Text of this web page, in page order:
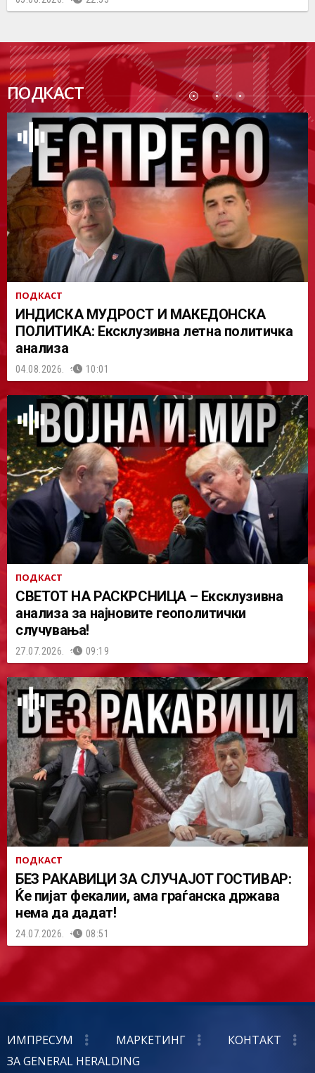
ПОДКАСТ
ПОДК
АСТ
ПОДКАСТ
ИНДИСКА МУДРОСТ И МАКЕДОНСКА
ПОЛИТИКА: Ексклузивна летна политичка
анализа
04.08.2026. 10:01
ПОДКАСТ
СВЕТОТ НА РАСКРСНИЦА – Ексклузивна
анализа за најновите геополитички
случувања!
27.07.2026. 09:19
ПОДКАСТ
БЕЗ РАКАВИЦИ ЗА СЛУЧАЈОТ ГОСТИВАР:
Ќе пијат фекалии, ама граѓанска држава
нема да дадат!
24.07.2026. 08:51
ИМПРЕСУМ МАРКЕТИНГ
КОНТАКТ
ЗА GENERAL HERALDING